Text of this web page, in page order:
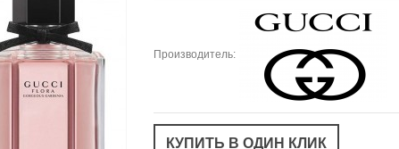
Производитель: